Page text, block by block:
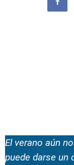
El verano aún
puede darse un